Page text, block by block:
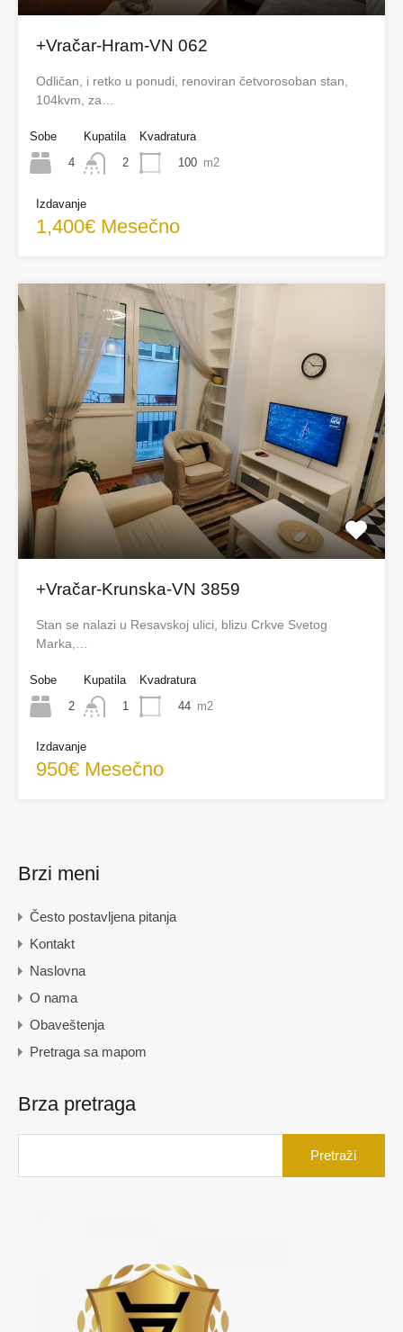
+Vračar-Hram-VN 062
Odličan, i retko u ponudi, renoviran četvorosoban stan,
104kvm, za…
Sobe
4
Kupatila
2
Kvadratura
100 m2
Izdavanje
1,400€ Mesečno
+Vračar-Krunska-VN 3859
Stan se nalazi u Resavskoj ulici, blizu Crkve Svetog
Marka,…
Sobe
2
Kupatila
1
Kvadratura
44 m2
Izdavanje
950€ Mesečno
Brzi meni
Često postavljena pitanja
Kontakt
Naslovna
O nama
Obaveštenja
Pretraga sa mapom
Brza pretraga